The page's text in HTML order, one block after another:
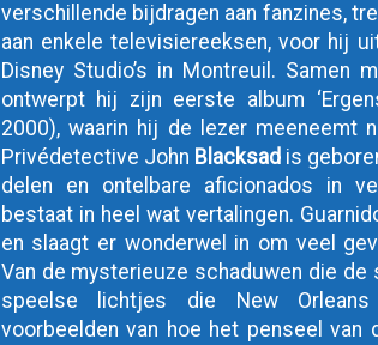
verschillende bijdragen aan fanzines,
aan enkele televisiereeksen, voor hij
Disney Studio’s in Montreuil. Samen
ontwerpt hij zijn eerste album
2000), waarin hij de lezer meeneemt
Privédetective John Blacksad is
delen en ontelbare aficionados in
bestaat in heel wat vertalingen.
en slaagt er wonderwel in om veel
Van de mysterieuze schaduwen die
speelse lichtjes die New Orleans
voorbeelden van hoe het penseel